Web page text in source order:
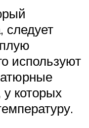
следует
используют
которых